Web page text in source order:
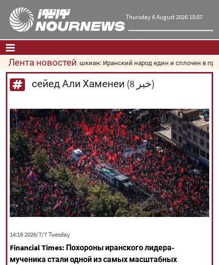
Thursday 6 August 2026 15:07
Главная|Контакты| О нас
Культура и общество
Экономика
Политика
взгляд
Мультимедиа
|فارسی|English|العربیه|
|עברית|русский|中文|
All rights reserved for NourNews
Copyright © 2021 www.nournews.ir
Лента новостейПезешкиан: Иранский народ един и сплочен в
сейед Али Хаменеи (8 خبر)
‫‫Tuesday‬‬ 2026/7/7 14:18
Financial Times: Похороны иранского лидера-
мученика стали одной из самых масштабных